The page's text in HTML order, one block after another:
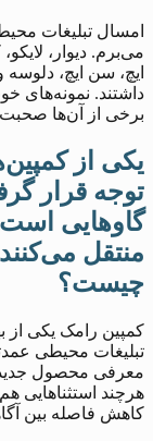
امسال تبلیغات
می‌برم. دیوار،
ایچ، سن ایچ،
داشتند. نمونه‌های
برخی از آن‌ها صحبت
یکی از
توجه قرار
گاوهایی است
منتقل
چیست؟
کمپین رامک یکی از
تبلیغات محیطی
معرفی محصول جدید
هرچند استثناهایی
کاهش فاصله بین